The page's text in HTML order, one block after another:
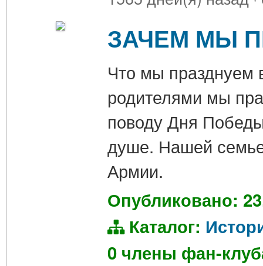
ЗАЧЕМ МЫ
Что мы празднуем
родителями мы
поводу Дня
душе. Нашей семье
Армии.
Опубликовано:
Каталог:
0 члены фан-